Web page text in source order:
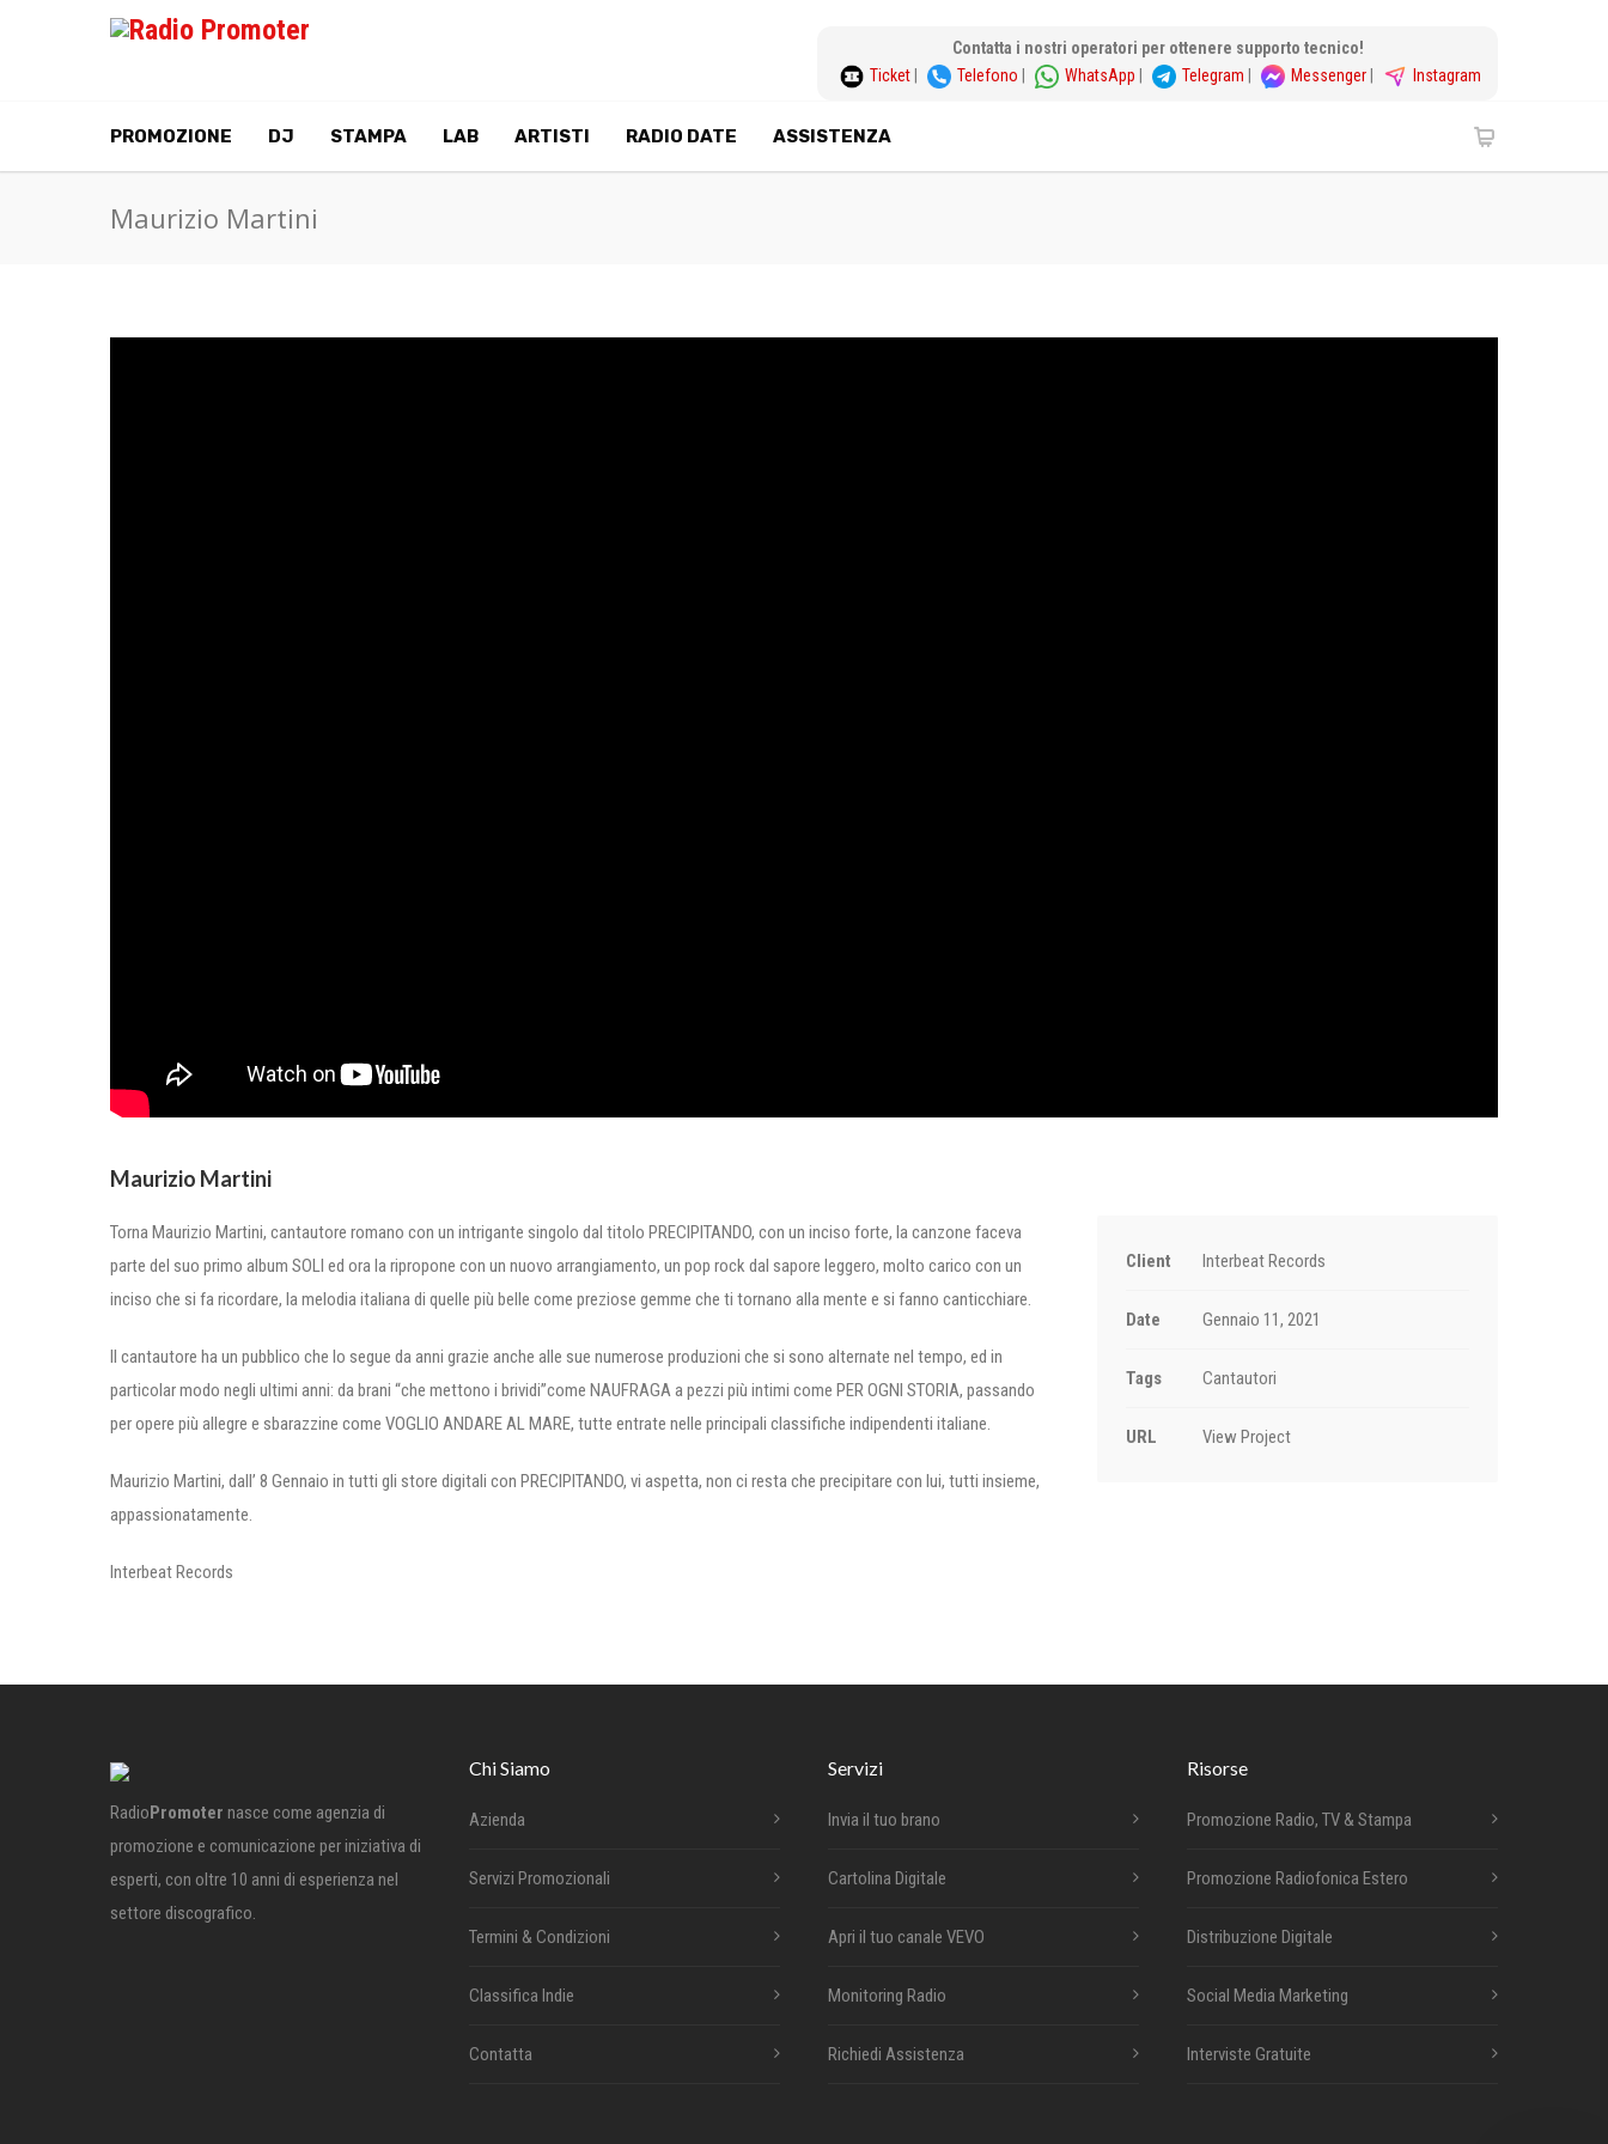
Contatta i nostri operatori per ottenere supporto tecnico!
Ticket
Telefono WhatsApp Telegram Messenger Instagram
PROMOZIONE DJ STAMPA LAB ARTISTI RADIO DATE ASSISTENZA
Maurizio Martini
Maurizio Martini
Torna Maurizio Martini, cantautore romano con un intrigante singolo dal titolo PRECIPITANDO, con un inciso forte, la canzone faceva
parte del suo primo album SOLI ed ora la ripropone con un nuovo arrangiamento, un pop rock dal sapore leggero, molto carico con un
inciso che si fa ricordare, la melodia italiana di quelle più belle come preziose gemme che ti tornano alla mente e si fanno canticchiare.
Il cantautore ha un pubblico che lo segue da anni grazie anche alle sue numerose produzioni che si sono alternate nel tempo, ed in
particolar modo negli ultimi anni: da brani “che mettono i brividi”come NAUFRAGA a pezzi più intimi come PER OGNI STORIA, passando
per opere più allegre e sbarazzine come VOGLIO ANDARE AL MARE, tutte entrate nelle principali classifiche indipendenti italiane.
Maurizio Martini, dall’ 8 Gennaio in tutti gli store digitali con PRECIPITANDO, vi aspetta, non ci resta che precipitare con lui, tutti insieme,
appassionatamente.
Interbeat Records
Client Interbeat Records
Date Gennaio 11, 2021
Tags Cantautori
URL View Project
Radio Promoter nasce come agenzia di
promozione e comunicazione per iniziativa di
esperti, con oltre 10 anni di esperienza nel
settore discografico.
Chi Siamo
Azienda
Servizi Promozionali
Termini & Condizioni
Classifica Indie
Contatta
Servizi
Invia il tuo brano
Cartolina Digitale
Apri il tuo canale VEVO
Monitoring Radio
Richiedi Assistenza
Risorse
Promozione Radio, TV & Stampa
Promozione Radiofonica Estero
Distribuzione Digitale
Social Media Marketing
Interviste Gratuite